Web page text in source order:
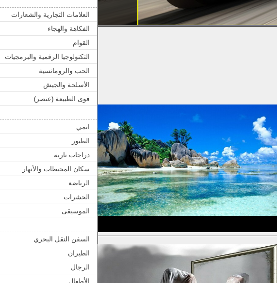
العلامات التجارية والشعارات
الفكاهة والهجاء
القوام
التكنولوجيا الرقمية والبرمجيات
الحب والرومانسية
الأسلحة والجيش
قوى الطبيعة (عنصر)
انمي
الطيور
دراجات نارية
سكان المحيطات والأنهار
الرياضة
الحشرات
الموسيقى
السفن النقل البحري
الطيران
الرجال
الأطفال